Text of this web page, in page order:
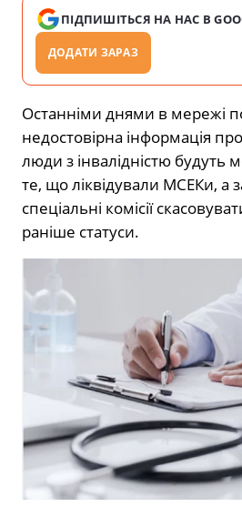
ПІДПИШІТЬСЯ НА НАС В
ДОДАТИ ЗАРАЗ
Останніми днями в мережі
недостовірна інформація
люди з інвалідністю будуть
те, що ліквідували МСЕКи, а
спеціальні комісії
раніше статуси.